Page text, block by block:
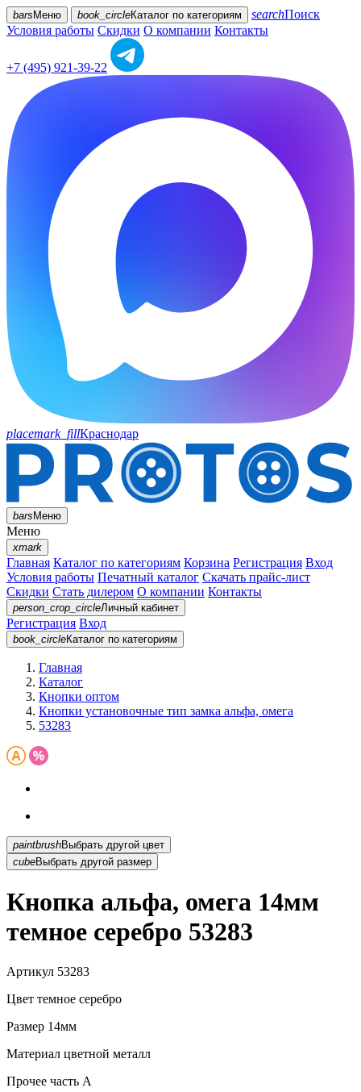
bars Меню book_circleКаталог по категориям searchПоиск
Условия работы Скидки О компании Контакты
+7 (495) 921-39-22
placemark_fillКраснодар
barsМеню
Меню
xmark
Главная Каталог по категориям Корзина Регистрация Вход
Условия работы Печатный каталог Скачать прайс-лист
Скидки Стать дилером О компании Контакты
person_crop_circleЛичный кабинет
Регистрация Вход
book_circleКаталог по категориям
Главная
Каталог
Кнопки оптом
Кнопки установочные тип замка альфа, омега
53283
paintbrush
Выбрать другой цвет
cubeВыбрать другой размер
Кнопка альфа, омега 14мм
темное серебро 53283
Артикул 53283
Цвет темное серебро
Размер 14мм
Материал цветной металл
Прочее часть A